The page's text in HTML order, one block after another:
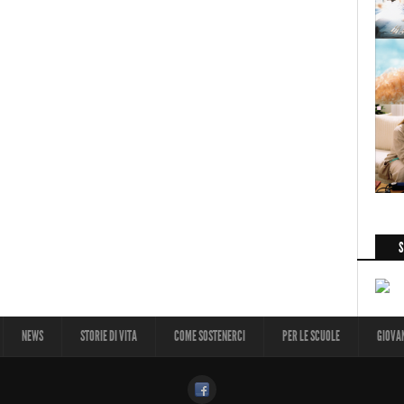
NEWS STORIE DI VITA COME SOSTENERCI PER LE SCUOLE